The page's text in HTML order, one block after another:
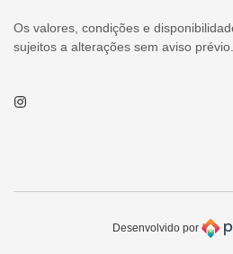
Os valores, condições e
sujeitos a alterações sem aviso prévio.
Instagram
Desenvolvido por